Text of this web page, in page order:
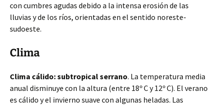
con cumbres agudas debido a la intensa erosión de las
lluvias y de los ríos, orientadas en el sentido noreste-
sudoeste.
Clima
Clima cálido: subtropical serrano. La temperatura media
anual disminuye con la altura (entre 18º C y 12º C). El verano
es cálido y el invierno suave con algunas heladas. Las